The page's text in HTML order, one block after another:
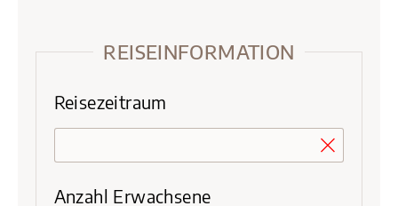
REISEINFORMATION
Reisezeitraum
Anzahl Erwachsene